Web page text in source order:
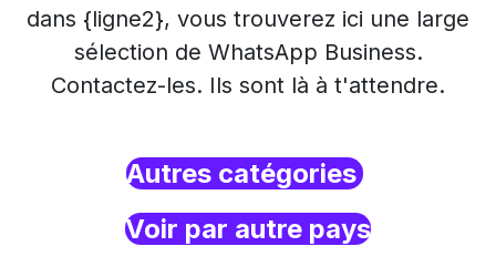
dans {ligne2}, vous trouverez ici une large
sélection de WhatsApp Business.
Contactez-les. Ils sont là à t'attendre.
Autres catégories
Voir par autre pays